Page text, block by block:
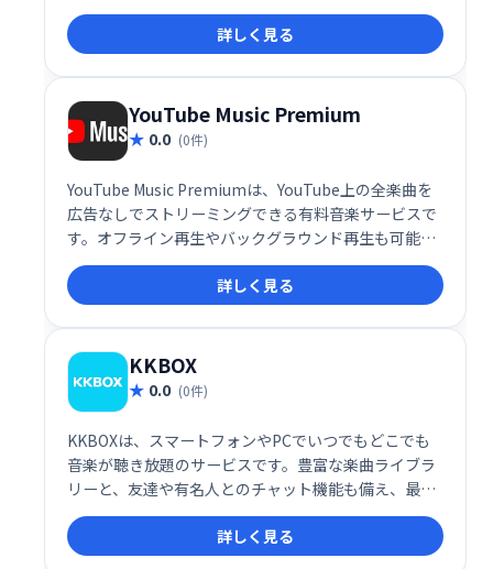
サービスラインの一部です。
詳しく見る
YouTube Music Premium
0.0 (0件)
YouTube Music Premiumは、YouTube上の全楽曲を
広告なしでストリーミングできる有料音楽サービスで
す。オフライン再生やバックグラウンド再生も可能
で、お気に入りのアーティストやプレイリストをいつ
でもどこでも楽しめます。音楽好きのための究極のサ
ブスクリプションサービスです。
詳しく見る
KKBOX
0.0 (0件)
KKBOXは、スマートフォンやPCでいつでもどこでも
音楽が聴き放題のサービスです。豊富な楽曲ライブラ
リーと、友達や有名人とのチャット機能も備え、最高
の音楽体験を提供します。 いつでも、どこでも、最高
の音楽を楽しみましょう！詳しく見る